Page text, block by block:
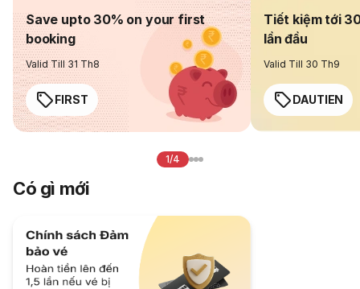
Save upto 30% on your first
booking
Valid Till 31 Th8
FIRST
Tiết kiệm tới
lần đầu
Valid Till 30 Th9
DAUTIEN
1/4
Có gì mới